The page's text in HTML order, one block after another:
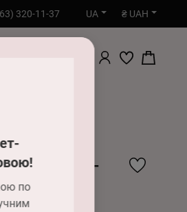
по
320-11-37 UA ₴ UAH
8189-